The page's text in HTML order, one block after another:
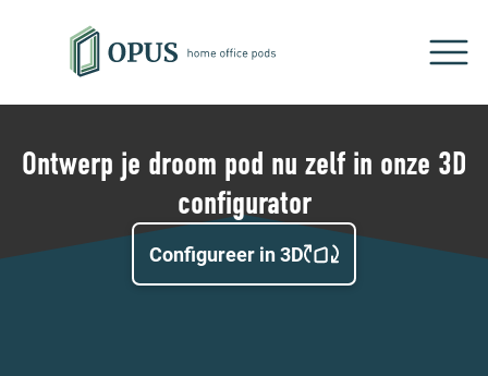
Ontwerp je droom pod nu zelf in onze 3D
configurator
Configureer in 3D